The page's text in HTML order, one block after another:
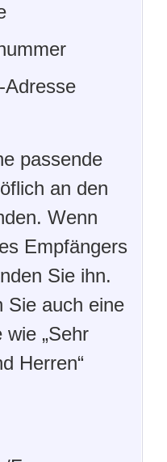
Adresse
passende
an den
Wenn
Empfängers
Sie ihn.
Sie auch eine
wie „Sehr
Herren“